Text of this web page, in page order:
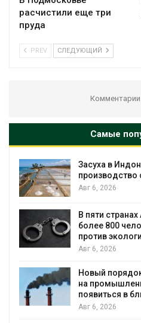
расчистили еще три
пруда
PREV СЛЕДУЮЩИЙ
Самые
в 20 раз
задержали
операции
квот
может
время